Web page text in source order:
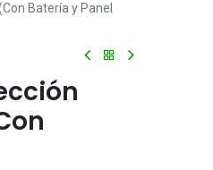
Batería y Panel